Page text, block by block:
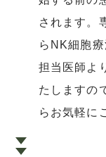
されます。
らNK細胞
担当医師よ
たしますの
らお気軽に